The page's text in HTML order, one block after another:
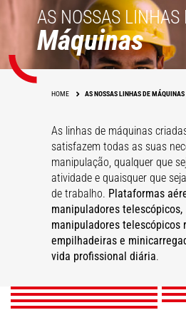
AS NOSSAS LINHAS
Máquinas
HOME AS NOSSAS LINHAS DE MÁQUINAS
As linhas de máquinas
satisfazem todas as suas
manipulação, qualquer que
atividade e quaisquer que
de trabalho. Plataformas
manipuladores telescópicos,
manipuladores telescópicos
empilhadeiras e
vida profissional diária.
Manipuladores
telescópicos de
construção
Plataformas aéreas de
trabalho
SAIBA MAIS
Empilhadeiras
SAIBA MAIS
Retroescavadeiras
SAIBA MAIS